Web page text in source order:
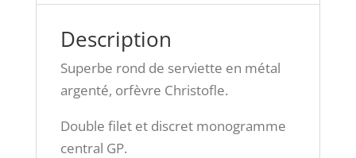
Description
Superbe rond de serviette en métal
argenté, orfèvre Christofle.
Double filet et discret monogramme
central GP.